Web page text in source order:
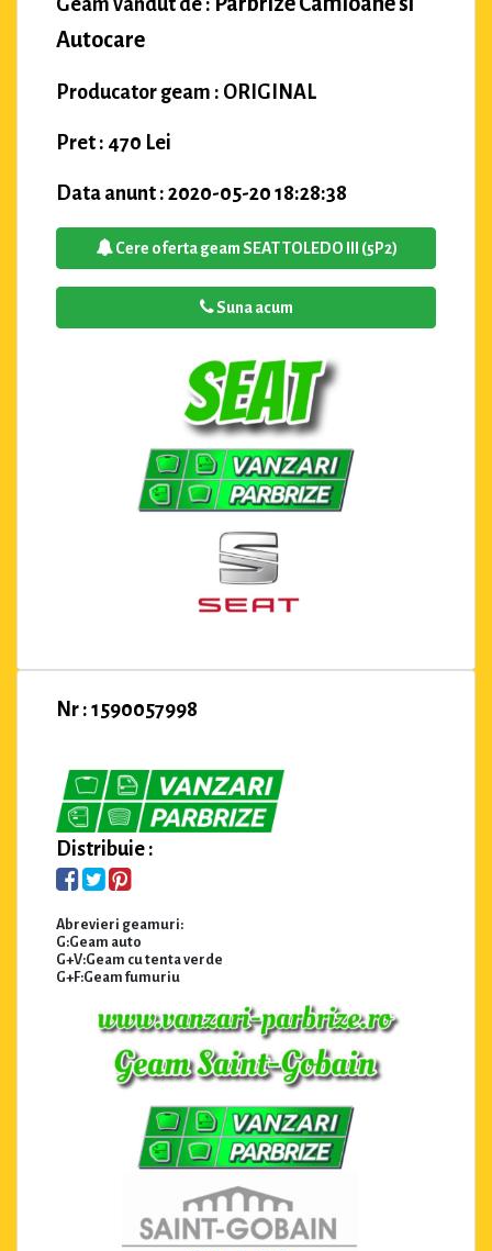
Autocare
Producator geam : ORIGINAL
Pret : 470 Lei
Data anunt : 2020-05-20 18:28:38
Cere oferta geam SEAT TOLEDO III (5P2)
Suna acum
Nr : 1590057998
Distribuie :
Abrevieri geamuri:
G:Geam auto
G+V:Geam cu tenta verde
G+F:Geam fumuriu